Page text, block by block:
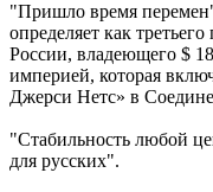
"Пришло время
определяет как
России, владеющего $
империей, которая
Джерси Нетс» в
"Стабильность любой
для русских".